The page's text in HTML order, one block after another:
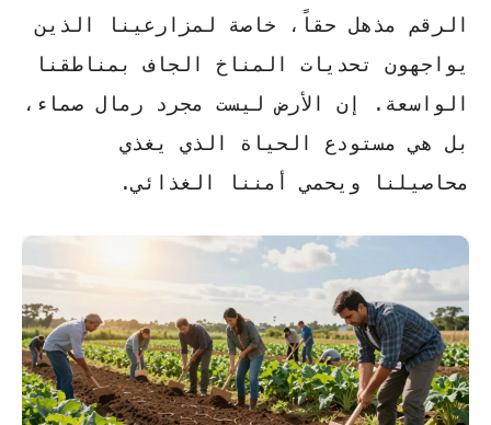
الرقم مذهل حقاً، خاصة لمزارعينا الذين
يواجهون تحديات المناخ الجاف بمناطقنا
الواسعة. إن الأرض ليست مجرد رمال صماء،
بل هي مستودع الحياة الذي يغذي
محاصيلنا ويحمي أمننا الغذائي.